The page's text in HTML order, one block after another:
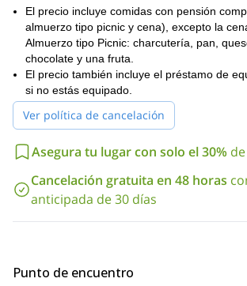
Si deseas unirte a este viaje debes tener
esquiando en terreno variado así como
técnicas de esquí de travesía, incluso en
También,debes estar en buena forma física
algunas escaladas cortas.
Tendremos una ganancia de altitud de unos
día. Dependiendo de los picos que elijamos
propondré un segundo viaje durante el día. Si
podrás descansar entonces, de lo contrario
esquiando. En cuanto a tu mochila de día, solo
bolsa ligera para llevar el picnic del día,
equipo de seguridad.
Así que no dudes en contactarme si deseas
El precio incluye comidas con pensión
almuerzo tipo picnic y cena), excepto la
Almuerzo tipo Picnic: charcutería, pan,
chocolate y una fruta.
El precio también incluye el préstamo de
si no estás equipado.
Ver política de cancelación
Asegura tu lugar con solo el 30%
Cancelación gratuita en 48 horas
anticipada de 30 días
Punto de encuentro